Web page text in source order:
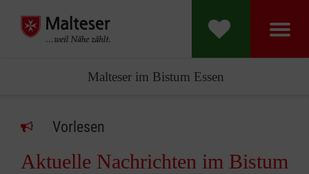
Malteser im Bistum Essen
Vorlesen
Aktuelle Nachrichten im Bistum